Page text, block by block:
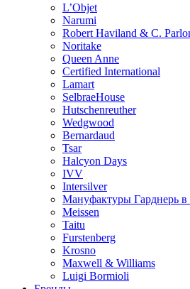
L’Objet
Narumi
Robert Haviland & C.
Noritakе
Queen Anne
Certified International
Lamart
SelbraeHouse
Hutschenreuther
Wedgwood
Bernardaud
Tsar
Halcyon Days
IVV
Intersilver
Мануфактуры Гарднерь в
Meissen
Taitu
Furstenberg
Krosno
Maxwell & Williams
Luigi Bormioli